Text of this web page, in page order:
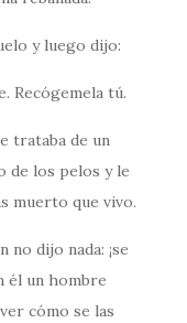
y luego dijo:
Recógemela tú.
trataba de un
de los pelos y le
muerto que vivo.
dijo nada: ¡se
él un hombre
cómo se las